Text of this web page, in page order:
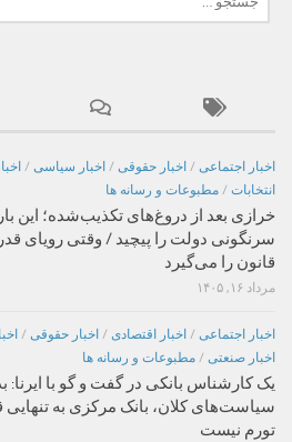
برای:
اخبار اجتماعی / اخبار حقوقی / اخبار سیاسی /
انتخابات / مطبوعات و رسانه ها
خرازی بعد از دروغ‌های تکذیب‌شده؛ این
سرنگونی دولت را پیچید / وقتی رویای
قانون را می‌گیرد
مرداد ۱۶, ۱۴۰۵
اخبار اجتماعی / اخبار اقتصادی / اخبار حقوقی /
اخبار صنعتی / مطبوعات و رسانه ها
یک کارشناس بانکی در گفت و گو با ایرنا:
سیاست‌های کلان، بانک مرکزی به تنهایی
تورم نیست